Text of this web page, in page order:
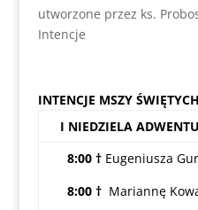
utworzone przez ks.
Intencje
INTENCJE MSZY ŚWIĘTYCH
I NIEDZIELA ADWENTU
8:00 † Eugeniusza
8:00 † Mariannę